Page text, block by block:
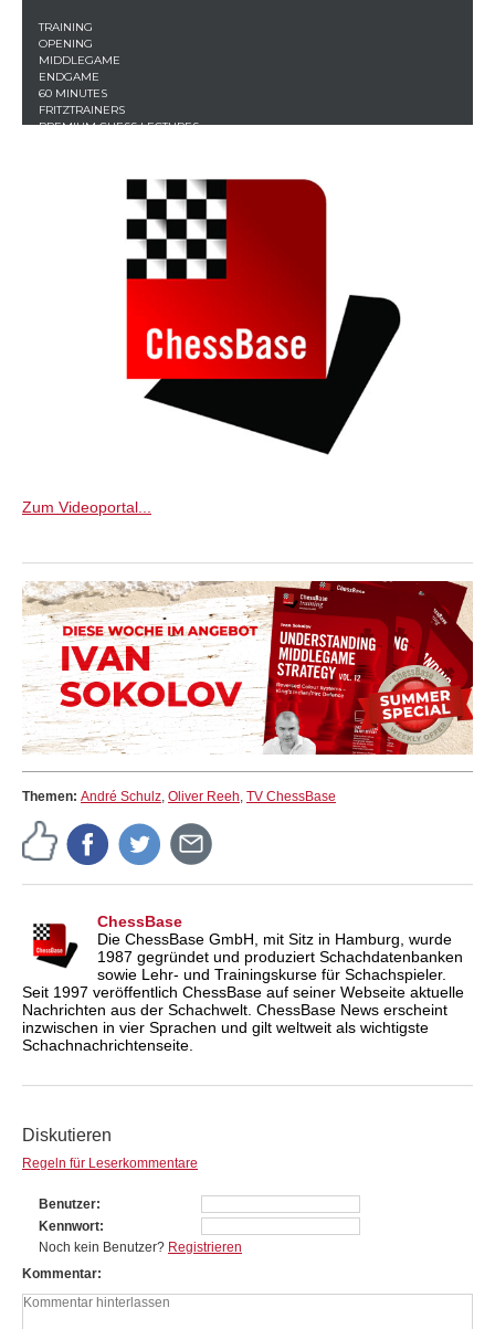
Zum Videoportal...
Themen: André Schulz, Oliver Reeh, TV ChessBase
ChessBase
Die ChessBase GmbH, mit Sitz in Hamburg, wurde
1987 gegründet und produziert Schachdatenbanken
sowie Lehr- und Trainingskurse für Schachspieler.
Seit 1997 veröffentlich ChessBase auf seiner Webseite aktuelle
Nachrichten aus der Schachwelt. ChessBase News erscheint
inzwischen in vier Sprachen und gilt weltweit als wichtigste
Schachnachrichtenseite.
Diskutieren
Regeln für Leserkommentare
Benutzer
Kennwort
Noch kein Benutzer? Registrieren
Kommentar